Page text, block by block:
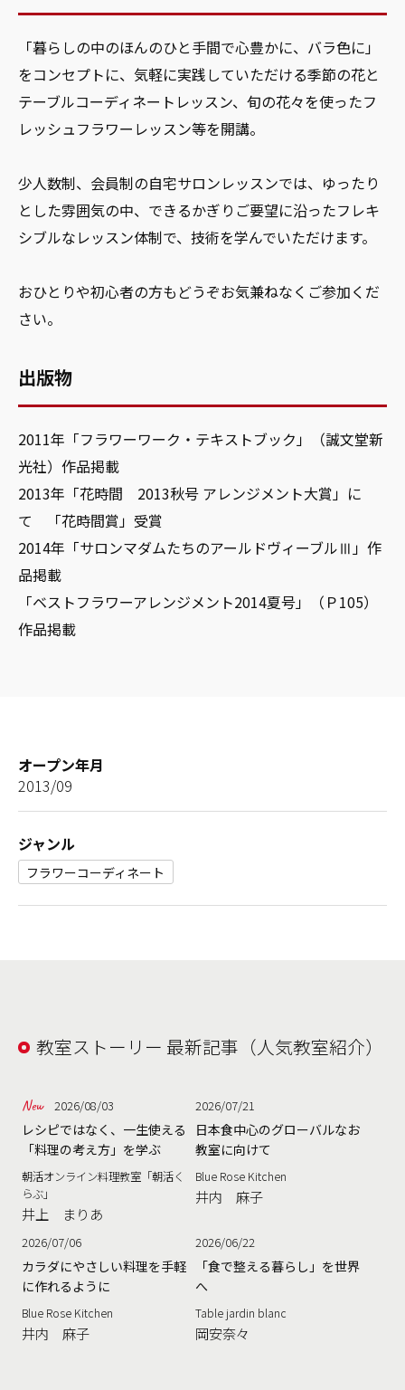
「暮らしの中のほんのひと手間で心豊かに、バラ色に」
をコンセプトに、気軽に実践していただける季節の花と
テーブルコーディネートレッスン、旬の花々を使ったフ
レッシュフラワーレッスン等を開講。
少人数制、会員制の自宅サロンレッスンでは、ゆったり
とした雰囲気の中、できるかぎりご要望に沿ったフレキ
シブルなレッスン体制で、技術を学んでいただけます。
おひとりや初心者の方もどうぞお気兼ねなくご参加くだ
さい。
出版物
2011年「フラワーワーク・テキストブック」（誠文堂新
光社）作品掲載
2013年「花時間 2013秋号 アレンジメント大賞」に
て 「花時間賞」受賞
2014年「サロンマダムたちのアールドヴィーブルⅢ」作
品掲載
「ベストフラワーアレンジメント2014夏号」（Ｐ105）
作品掲載
オープン年月
2013/09
ジャンル
フラワーコーディネート
教室ストーリー 最新記事（人気教室紹介）
2026/08/03
レシピではなく、一生使える
「料理の考え方」を学ぶ
朝活オンライン料理教室「朝活く
らぶ」
井上 まりあ
2026/07/21
日本食中心のグローバルなお
教室に向けて
Blue Rose Kitchen
井内 麻子
2026/07/06
カラダにやさしい料理を手軽
に作れるように
Blue Rose Kitchen
井内 麻子
2026/06/22
「食で整える暮らし」を世界
へ
Table jardin blanc
岡安奈々